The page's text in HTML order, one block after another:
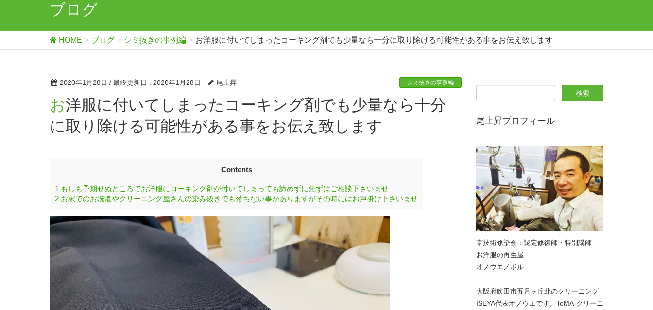
ブログ
HOME ブログ シミ抜きの事例編 お洋服に付いてしまったコーキング剤でも少量なら十分に取り除ける可能性がある事をお伝え致します
2020年1月28日 / 最終更新日 : 2020年1月28日 尾上昇 シミ抜きの事例編
お洋服に付いてしまったコーキング剤でも少量なら十分
に取り除ける可能性がある事をお伝え致します
Contents
1 もしも予期せぬところでお洋服にコーキング剤が付いてしまっても諦めずに先ずはご相談下さいませ
2 お家でのお洗濯やクリーニング屋さんの染み抜きでも落ちない事がありますがその時にはお声掛け下さいませ
尾上昇プロフィール
京技術修染会：認定修復師・特別講師
お洋服の再生屋
オノウエノボル
大阪府吹田市五月ヶ丘北のクリーニング
ISEYA代表オノウエです。TeMA-クリーニ